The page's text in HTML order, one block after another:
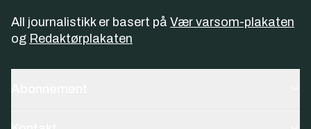
All journalistikk er basert på Vær varsom-plakaten
og Redaktørplakaten